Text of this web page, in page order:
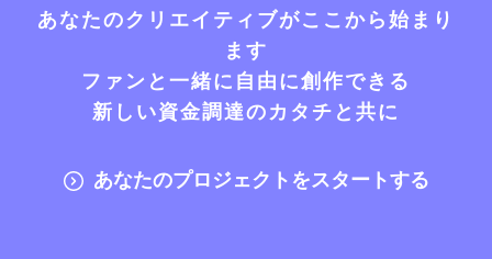
あなたのクリエイティブがここから始まり
ます
ファンと一緒に自由に創作できる
新しい資金調達のカタチと共に
あなたのプロジェクトをスタートする